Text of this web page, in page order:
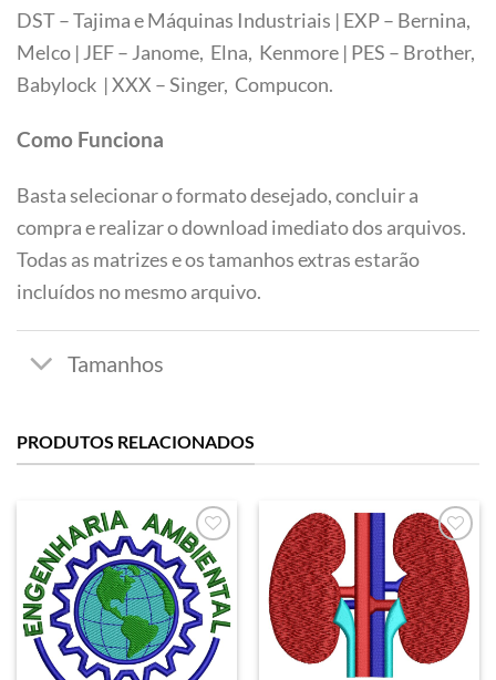
DST – Tajima e Máquinas Industriais | EXP – Bernina,
Melco | JEF – Janome, Elna, Kenmore | PES – Brother,
Babylock | XXX – Singer, Compucon.
Como Funciona
Basta selecionar o formato desejado, concluir a
compra e realizar o download imediato dos arquivos.
Todas as matrizes e os tamanhos extras estarão
incluídos no mesmo arquivo.
Tamanhos
PRODUTOS RELACIONADOS
Favoritar Favoritar